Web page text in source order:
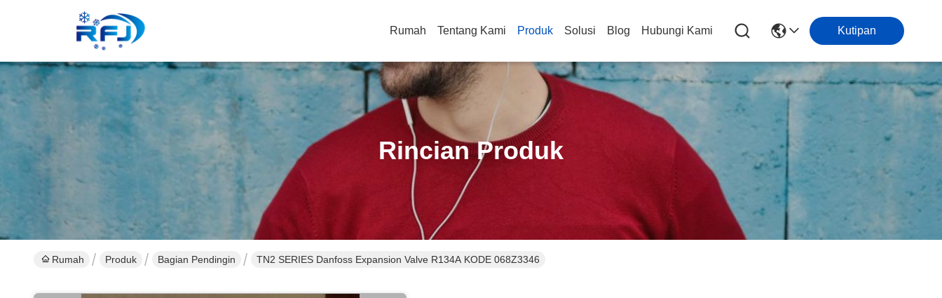
Rumah Tentang Kami Produk Solusi Blog Hubungi Kami Kutipan
Rincian Produk
Rumah Produk Bagian Pendingin TN2 SERIES Danfoss Expansion Valve R134A KODE 068Z3346